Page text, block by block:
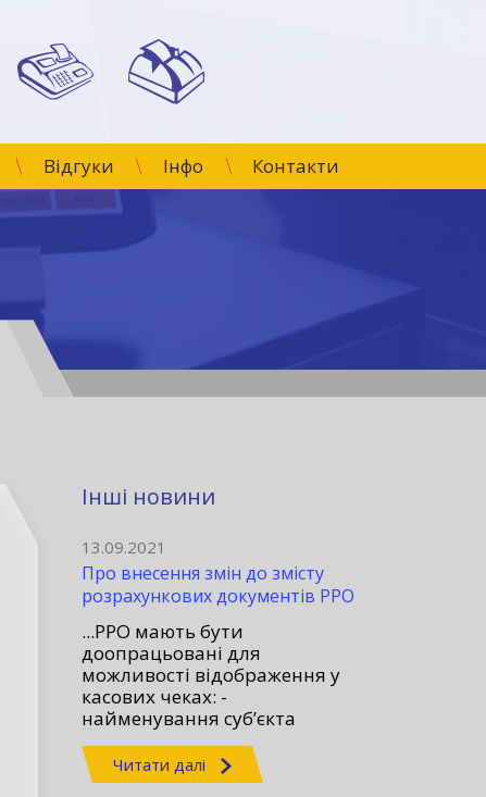
Відгуки Інфо Контакти
Інші новини
13.09.2021
Про внесення змін до змісту
розрахункових документів РРО
...РРО мають бути
доопрацьовані для
можливості відображення у
касових чеках: -
найменування суб’єкта
господарювання; -
заокруглення суми до сплати;
- зазначення валюти операції;
Читати далі